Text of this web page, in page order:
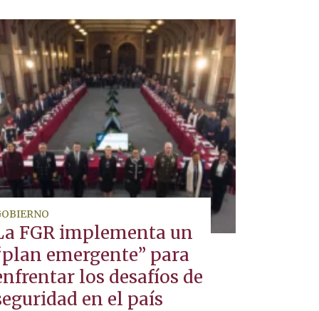
FGR implementa un
emergente” para
los desafíos de
en el país